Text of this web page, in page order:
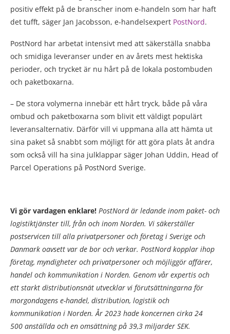
positiv effekt på de branscher inom e-handeln som har haft
det tufft, säger Jan Jacobsson, e-handelsexpert PostNord.
PostNord har arbetat intensivt med att säkerställa snabba
och smidiga leveranser under en av årets mest hektiska
perioder, och trycket är nu hårt på de lokala postombuden
och paketboxarna.
– De stora volymerna innebär ett hårt tryck, både på våra
ombud och paketboxarna som blivit ett väldigt populärt
leveransalternativ. Därför vill vi uppmana alla att hämta ut
sina paket så snabbt som möjligt för att göra plats åt andra
som också vill ha sina julklappar säger Johan Uddin, Head of
Parcel Operations på PostNord Sverige.
Vi gör vardagen enklare! PostNord är ledande inom paket- och
logistiktjänster till, från och inom Norden. Vi säkerställer
postservicen till alla privatpersoner och företag i Sverige och
Danmark oavsett var de bor och verkar. PostNord kopplar ihop
företag, myndigheter och privatpersoner och möjliggör affärer,
handel och kommunikation i Norden. Genom vår expertis och
ett starkt distributionsnät utvecklar vi förutsättningarna för
morgondagens e-handel, distribution, logistik och
kommunikation i Norden. År 2023 hade koncernen cirka 24
500 anställda och en omsättning på 39,3 miljarder SEK.